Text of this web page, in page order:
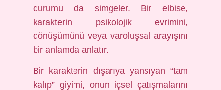
durumu da simgeler. Bir elbise,
karakterin psikolojik evrimini,
dönüşümünü veya varoluşsal arayışını
bir anlamda anlatır.
Bir karakterin dışarıya yansıyan “tam
kalıp” giyimi, onun içsel çatışmalarını